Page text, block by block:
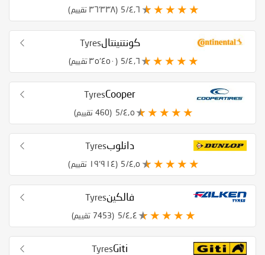
٤٫٦/5 (٣٦٬٣٣٨ تقييم)
كونتنينتالTyres
٤٫٦/5 (٣٥٬٤٥٠ تقييم)
Cooper
Tyres
٤٫٥/5 (460 تقييم)
دانلوبTyres
٤٫٥/5 (١٩٬٩١٤ تقييم)
فالكينTyres
٤٫٤/5 (7453 تقييم)
Giti
Tyres